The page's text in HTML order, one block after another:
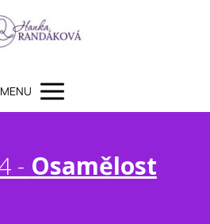
MENU
- Osamělost